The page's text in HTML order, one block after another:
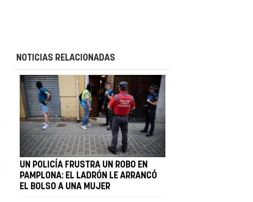
NOTICIAS RELACIONADAS
UN POLICÍA FRUSTRA UN ROBO EN
PAMPLONA: EL LADRÓN LE ARRANCÓ
EL BOLSO A UNA MUJER